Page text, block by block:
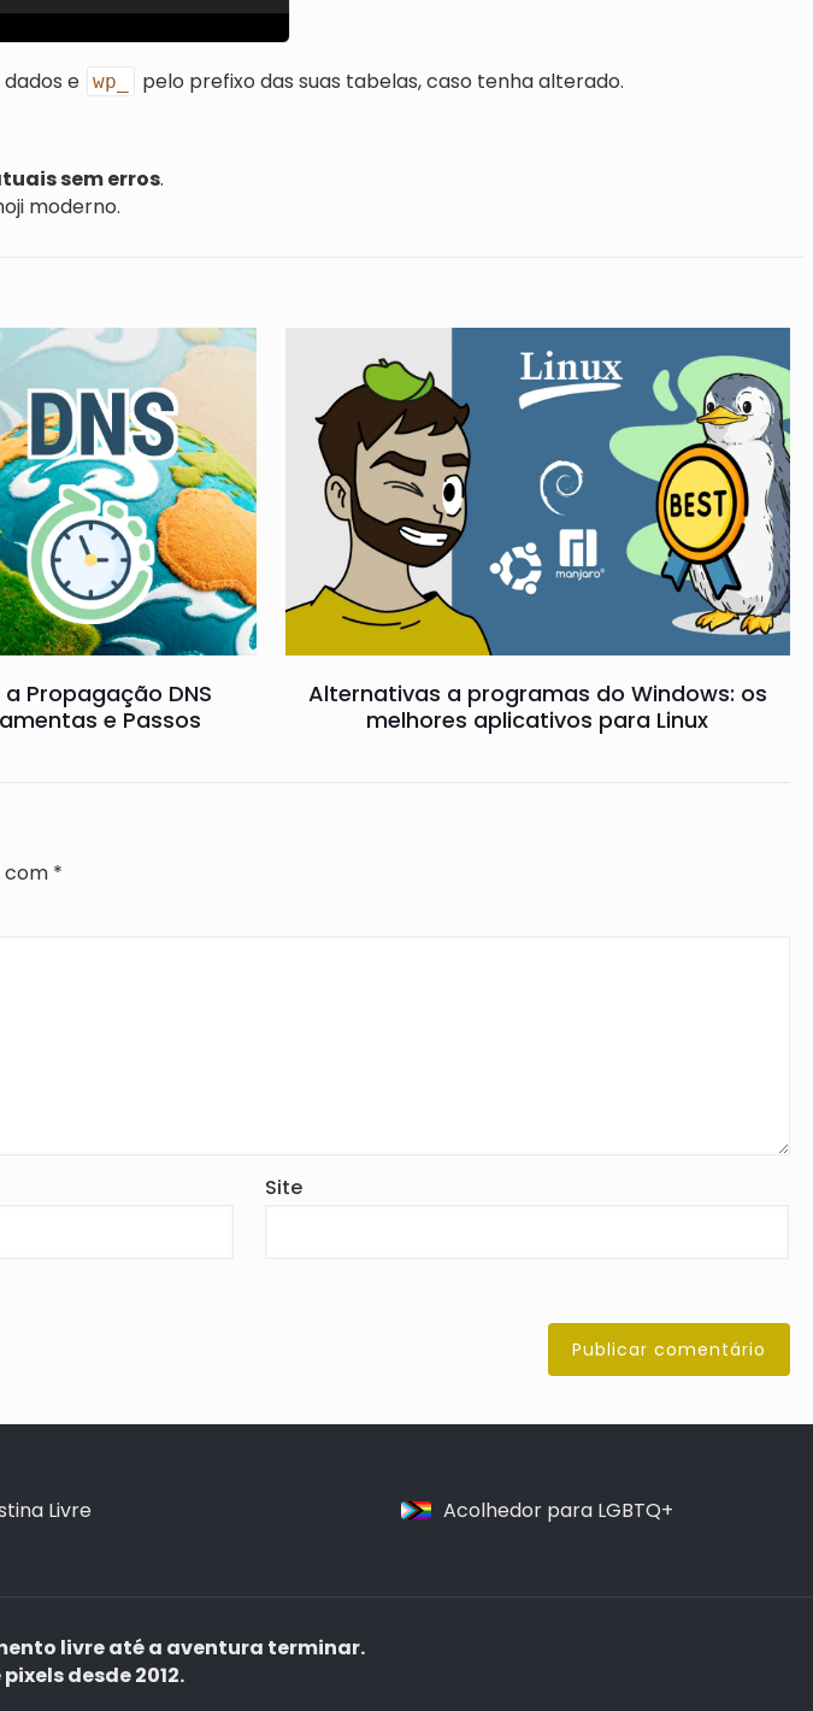
e wp_ pelo prefixo das suas tabelas, caso tenha alterado.
sem erros.
moderno.
Propagação DNS
e Passos
Alternativas a programas do Windows: os
melhores aplicativos para Linux
com *
Site
Livre Acolhedor para LGBTQ+
livre até a aventura terminar.
desde 2012.